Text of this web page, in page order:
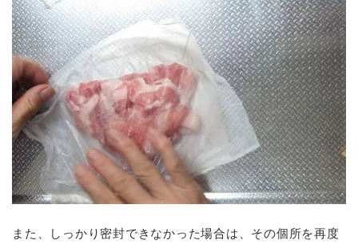
また、しっかり密封できなかった場合は、その個所を再度